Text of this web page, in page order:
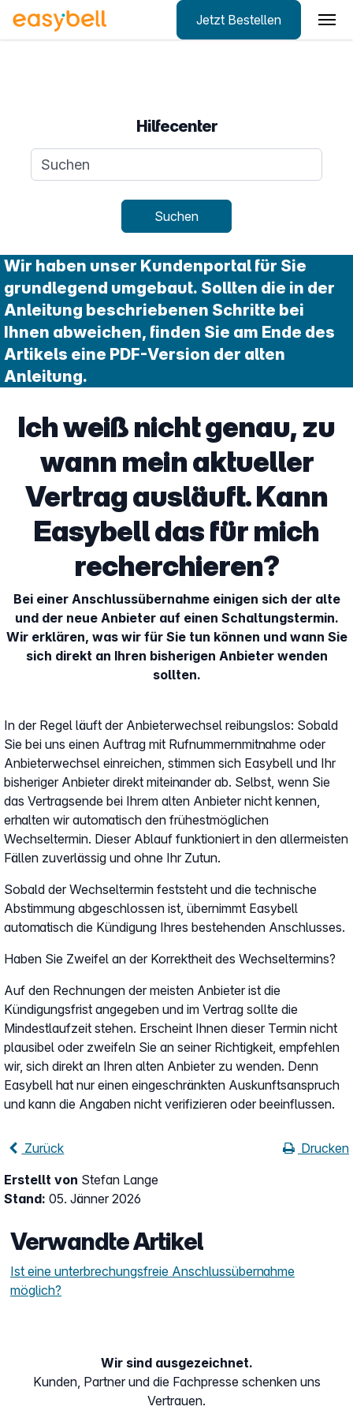
Jetzt Bestellen
Hilfecenter
Suchanfrage
Suchen
Wir haben unser Kundenportal für Sie
grundlegend umgebaut. Sollten die in der
Anleitung beschriebenen Schritte bei
Ihnen abweichen, finden Sie am Ende des
Artikels eine PDF-Version der alten
Anleitung.
Ich weiß nicht genau, zu
wann mein aktueller
Vertrag ausläuft. Kann
Easybell das für mich
recherchieren?
Bei einer Anschlussübernahme einigen sich der alte
und der neue Anbieter auf einen Schaltungstermin.
Wir erklären, was wir für Sie tun können und wann Sie
sich direkt an Ihren bisherigen Anbieter wenden
sollten.
In der Regel läuft der Anbieterwechsel reibungslos: Sobald
Sie bei uns einen Auftrag mit Rufnummernmitnahme oder
Anbieterwechsel einreichen, stimmen sich Easybell und Ihr
bisheriger Anbieter direkt miteinander ab. Selbst, wenn Sie
das Vertragsende bei Ihrem alten Anbieter nicht kennen,
erhalten wir automatisch den frühestmöglichen
Wechseltermin. Dieser Ablauf funktioniert in den allermeisten
Fällen zuverlässig und ohne Ihr Zutun.
Sobald der Wechseltermin feststeht und die technische
Abstimmung abgeschlossen ist, übernimmt Easybell
automatisch die Kündigung Ihres bestehenden Anschlusses.
Haben Sie Zweifel an der Korrektheit des Wechseltermins?
Auf den Rechnungen der meisten Anbieter ist die
Kündigungsfrist angegeben und im Vertrag sollte die
Mindestlaufzeit stehen. Erscheint Ihnen dieser Termin nicht
plausibel oder zweifeln Sie an seiner Richtigkeit, empfehlen
wir, sich direkt an Ihren alten Anbieter zu wenden. Denn
Easybell hat nur einen eingeschränkten Auskunftsanspruch
und kann die Angaben nicht verifizieren oder beeinflussen.
Zurück
Drucken
Erstellt von Stefan Lange
Stand: 05. Jänner 2026
Verwandte Artikel
Ist eine unterbrechungsfreie Anschlussübernahme
möglich?
Wir sind ausgezeichnet.
Kunden, Partner und die Fachpresse schenken uns
Vertrauen.